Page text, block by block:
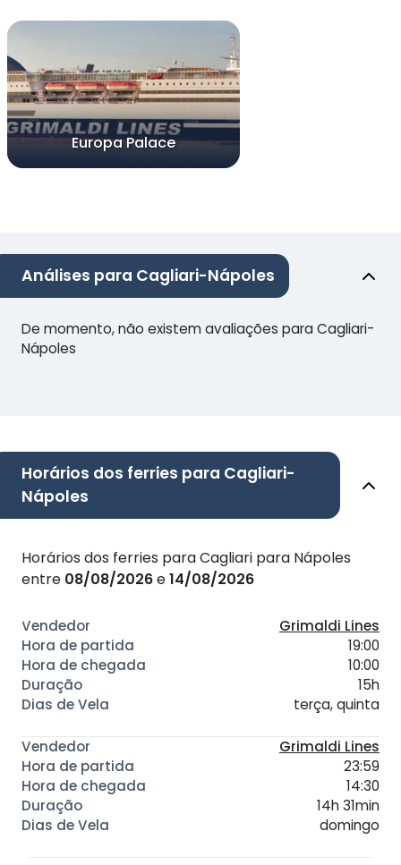
Europa Palace
Análises para Cagliari-Nápoles
De momento, não existem avaliações para Cagliari-
Nápoles
Horários dos ferries para Cagliari-
Nápoles
Horários dos ferries para Cagliari para Nápoles
entre 08/08/2026e14/08/2026
Grimaldi Lines
19:00
10:00
15h
terça, quinta
Grimaldi Lines
23:59
14:30
14h 31min
domingo